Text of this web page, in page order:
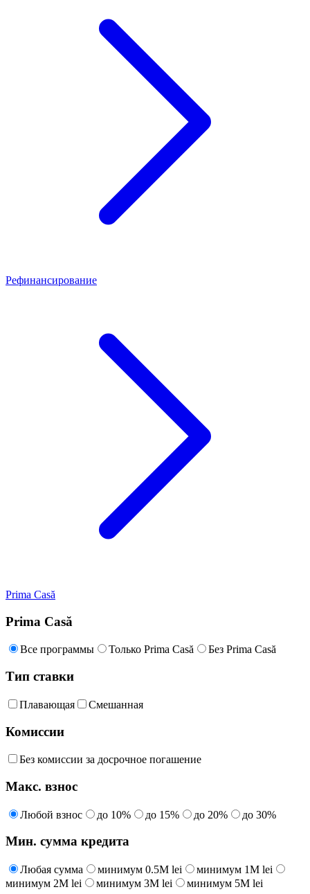
Рефинансирование
Prima Casă
Prima Casă
Все программы Только Prima Casă Без Prima Casă
Тип ставки
Плавающая Смешанная
Комиссии
Без комиссии за досрочное погашение
Макс. взнос
Любой взнос до 10% до 15% до 20% до 30%
Мин. сумма кредита
Любая сумма минимум 0.5M lei
минимум 1M lei
минимум 2M lei
минимум 3M lei минимум 5M lei